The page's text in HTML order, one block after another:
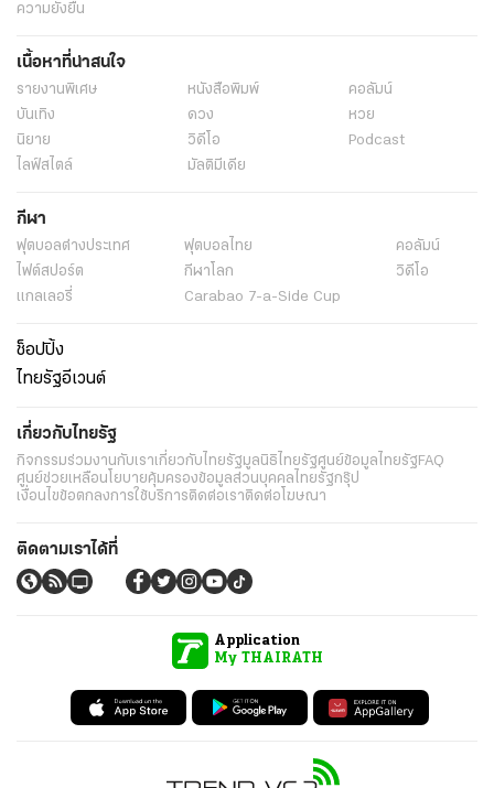
ความยั่งยืน
เนื้อหาที่น่าสนใจ
รายงานพิเศษ หนังสือพิมพ์
คอลัมน์
บันเทิง
ดวง
หวย
นิยาย
วิดีโอ
Podcast
ไลฟ์สไตล์
มัลติมีเดีย
กีฬา
ฟุตบอลต่่างประเทศ ฟุตบอลไทย
คอลัมน์
ไฟต์สปอร์ต
กีฬาโลก
วิดีโอ
แกลเลอรี่
Carabao 7-a-Side Cup
ช็อปปิ้ง
ไทยรัฐอีเวนต์
เกี่ยวกับไทยรัฐ
กิจกรรมร่วมงานกับเราเกี่ยวกับไทยรัฐมูลนิธิไทยรัฐศูนย์ข้อมูลไทยรัฐFAQ
ศูนย์ช่วยเหลือนโยบายคุ้มครองข้อมูลส่วนบุคคลไทยรัฐกรุ๊ป
เงื่อนไขข้อตกลงการใช้บริการติดต่อเราติดต่อโฆษณา
ติดตามเราได้ที่
Application
My THAIRATH